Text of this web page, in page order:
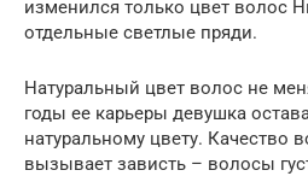
изменился только цвет волос
отдельные светлые пряди.
Натуральный цвет волос не
годы ее карьеры девушка
натуральному цвету. Качество
вызывает зависть – волосы